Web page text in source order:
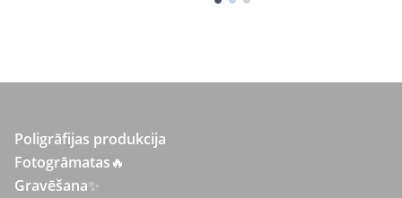
Poligrāfijas produkcija
Fotogrāmatas🔥
Gravēšana✨